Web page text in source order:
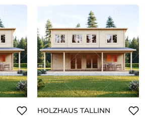
HOLZHAUS TALLINN